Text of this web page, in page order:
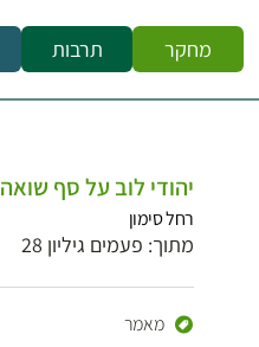
מחקר תרבות
יהודי לוב על סף שואה
רחל סימון
מתוך: פעמים גיליון 28
מאמר